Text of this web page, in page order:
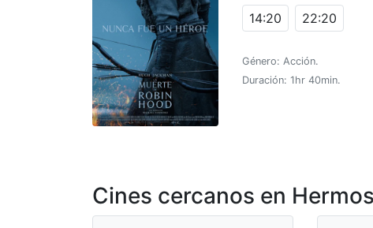
14:20
22:20
Género: Acción.
Duración: 1hr 40min.
Cines cercanos en